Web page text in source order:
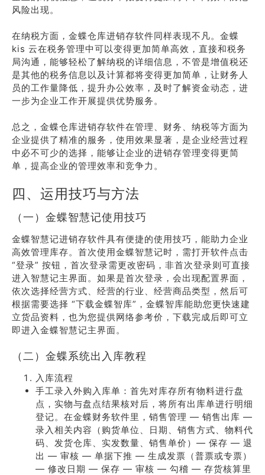
风险出现。
在纳税方面，金蝶仓库进销存软件同样表现不凡。金蝶
kis 云在税务管理中可以变得更加简单高效，直接和税务
局沟通，能够轻松了解纳税的详细信息，不管是增值税还
是其他的税务信息以及计算都将变得更加简单，让财务人
员的工作量降低，提升办公效率，及时了解资金动态，进
一步为企业工作开展提供优势服务。
总之，金蝶仓库进销存软件在管理、财务、纳税等方面为
企业提供了精准的服务，使用效果显著，是企业经营过程
中必不可少的选择，能够让企业的进销存管理变得更简
单，提高企业的管理效率和竞争力。
四、运用技巧与方法
（一）金蝶智慧记使用技巧
金蝶智慧记进销存软件具有便捷的使用技巧，能助力企业
高效管理库存。首次使用金蝶智慧记时，需打开软件点击
“登录” 按钮，首次登录需更改密码，非首次登录则可直接
进入智慧记主界面。如果是首次登录，会出现配置界面，
依次选择经营方式、经营的行业、经营商品类型，然后可
根据需要选择 “下载金蝶智库”，金蝶智库能助您更快速建
立货品资料，也为您提供网络参考价，下载完成后即可立
即进入金蝶智慧记主界面。
（二）金蝶系统出入库教程
入库流程
手工录入外购入库单：首先对库存所有物料进行盘
点，实物与盘点结果核对后，将所有出库单进行明细
登记。在金蝶财务软件里，销售管理 — 销售出库 —
录入相关内容（购货单位、日期、销售方式、物料代
码、发货仓库、实发数量、销售单价）— 保存 — 退
出 — 审核 — 单据下推 — 生成发票（普票或专票）
— 修改日期 — 保存 — 审核 — 勾稽 — 存货核算里